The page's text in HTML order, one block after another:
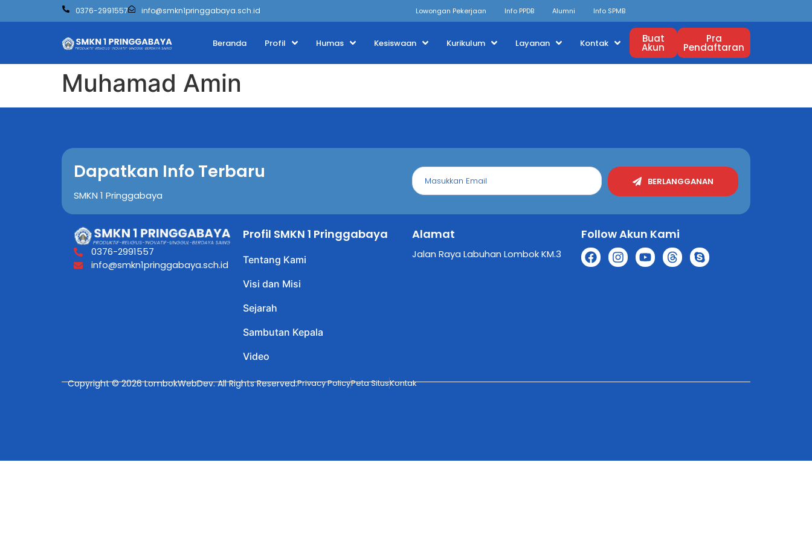
0376-2991557 info@smkn1pringgabaya.sch.id Lowongan Pekerjaan Info PPDB Alumni Info SPMB
Beranda Profil Humas Kesiswaan Kurikulum Layanan Kontak Buat
Akun
Pra
Pendaftaran
Muhamad Amin
Dapatkan Info Terbaru
SMKN 1 Pringgabaya
BERLANGGANAN
0376-2991557
info@smkn1pringgabaya.sch.id
Profil SMKN 1 Pringgabaya
Tentang Kami
Visi dan Misi
Sejarah
Sambutan Kepala
Video
Alamat
Jalan Raya Labuhan Lombok KM.3
Follow Akun Kami
Copyright © 2026 LombokWebDev. All Rights Reserved.Privacy PolicyPeta SitusKontak